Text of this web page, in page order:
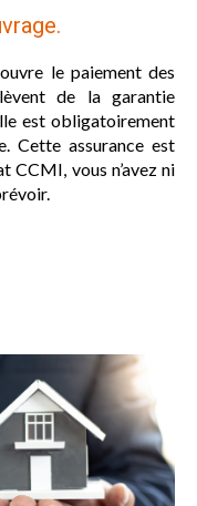
le paiement des
de la garantie
est obligatoirement
Cette assurance est
CCMI, vous n’avez ni